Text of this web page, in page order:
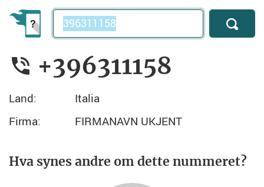
Telefonnummer
+396311158
Land:
Italia
Firma:
FIRMANAVN UKJENT
Hva synes andre om dette nummeret?